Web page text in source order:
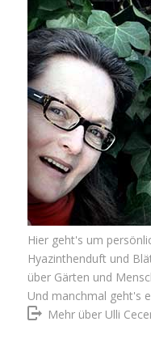
Hier geht's um
Hyazinthenduft und
über Gärten und
Und manchmal geht's
Mehr über Ulli